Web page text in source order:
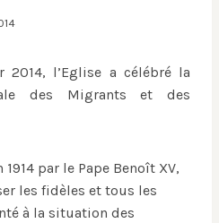
2014, l’Eglise a célébré la
des Migrants et des
par le Pape Benoît XV,
les fidèles et tous les
à la situation des